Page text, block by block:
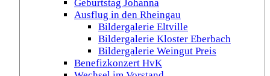
Geburtstag Johanna
Ausflug in den Rheingau
Bildergalerie Eltville
Bildergalerie Kloster Eberbach
Bildergalerie Weingut Preis
Benefizkonzert HvK